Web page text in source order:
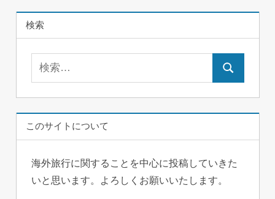
検索
検
このサイトについて
海外旅行に関することを中心に投稿していきた
いと思います。よろしくお願いいたします。